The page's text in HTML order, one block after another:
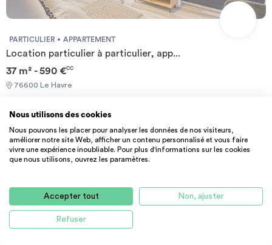
PARTICULIER APPARTEMENT
Location particulier à particulier, app...
37 m² - 590 €CC
76600 Le Havre
Nous utilisons des cookies
Nous pouvons les placer pour analyser les données de nos visiteurs,
améliorer notre site Web, afficher un contenu personnalisé et vous faire
vivre une expérience inoubliable. Pour plus d'informations sur les cookies
que nous utilisons, ouvrez les paramètres.
Accepter tout Non, ajuster
Refuser